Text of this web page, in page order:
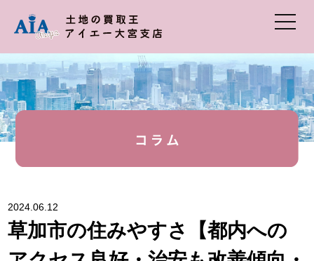
2024.06.12
草加市の住みやすさ【都内への